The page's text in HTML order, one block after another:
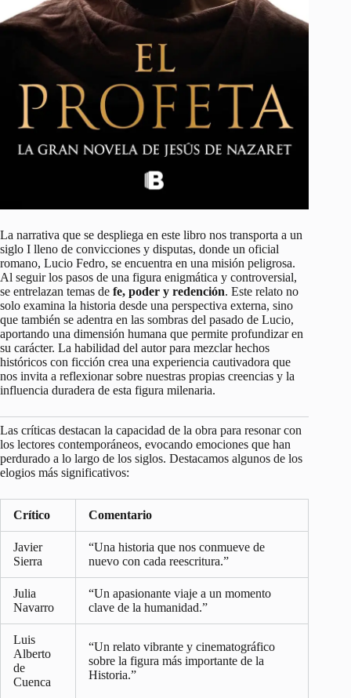
La narrativa que se despliega en este libro nos transporta a un
siglo I lleno de convicciones y disputas, donde un oficial
romano, Lucio Fedro, se encuentra en una misión peligrosa.
Al seguir los pasos de una figura enigmática y controversial,
se entrelazan temas de fe, poder y redención. Este relato no
solo examina la historia desde una perspectiva externa, sino
que también se adentra en las sombras del pasado de Lucio,
aportando una dimensión humana que permite profundizar en
su carácter. La habilidad del autor para mezclar hechos
históricos con ficción crea una experiencia cautivadora que
nos invita a reflexionar sobre nuestras propias creencias y la
influencia duradera de esta figura milenaria.
Las críticas destacan la capacidad de la obra para resonar con
los lectores contemporáneos, evocando emociones que han
perdurado a lo largo de los siglos. Destacamos algunos de los
elogios más significativos:
Crítico Comentario
Javier
Sierra
“Una historia que nos conmueve de
nuevo con cada reescritura.”
Julia
Navarro
“Un apasionante viaje a un momento
clave de la humanidad.”
Luis
Alberto
de
Cuenca
“Un relato vibrante y cinematográfico
sobre la figura más importante de la
Historia.”